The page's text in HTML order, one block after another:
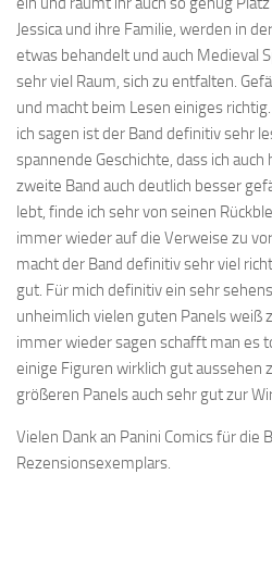
Jessica und ihre Familie, werden in
etwas behandelt und auch Medieval
sehr viel Raum, sich zu entfalten.
und macht beim Lesen einiges
ich sagen ist der Band definitiv sehr
spannende Geschichte, dass ich
zweite Band auch deutlich besser
lebt, finde ich sehr von seinen
immer wieder auf die Verweise zu
macht der Band definitiv sehr viel
gut. Für mich definitiv ein sehr
unheimlich vielen guten Panels weiß
immer wieder sagen schafft man es
einige Figuren wirklich gut aussehen
größeren Panels auch sehr gut zur
Vielen Dank an Panini Comics für die
Rezensionsexemplars.